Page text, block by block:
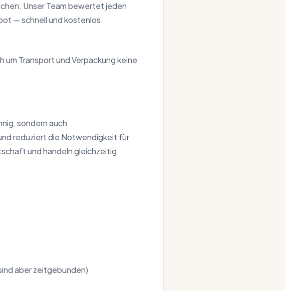
Unser Team bewertet jeden
— schnell und kostenlos.
um Transport und Verpackung keine
sondern auch
reduziert die Notwendigkeit für
und handeln gleichzeitig
aber zeitgebunden)